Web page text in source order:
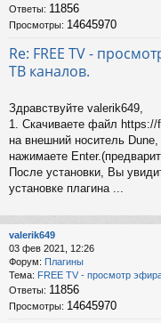
Ответы: 11856
Просмотры: 14645970
Re: FREE TV -
ТВ каналов.
Здравствуйте valerik649,
1. Скачиваете файл
на внешний носитель
нажимаете
После установки, Вы
установке плагина ...
valerik649
03 фев 2021, 12:26
Форум: Плагины
Тема: FREE TV - просмотр
Ответы: 11856
Просмотры: 14645970